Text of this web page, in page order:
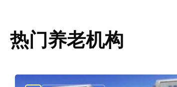
热门养老机构